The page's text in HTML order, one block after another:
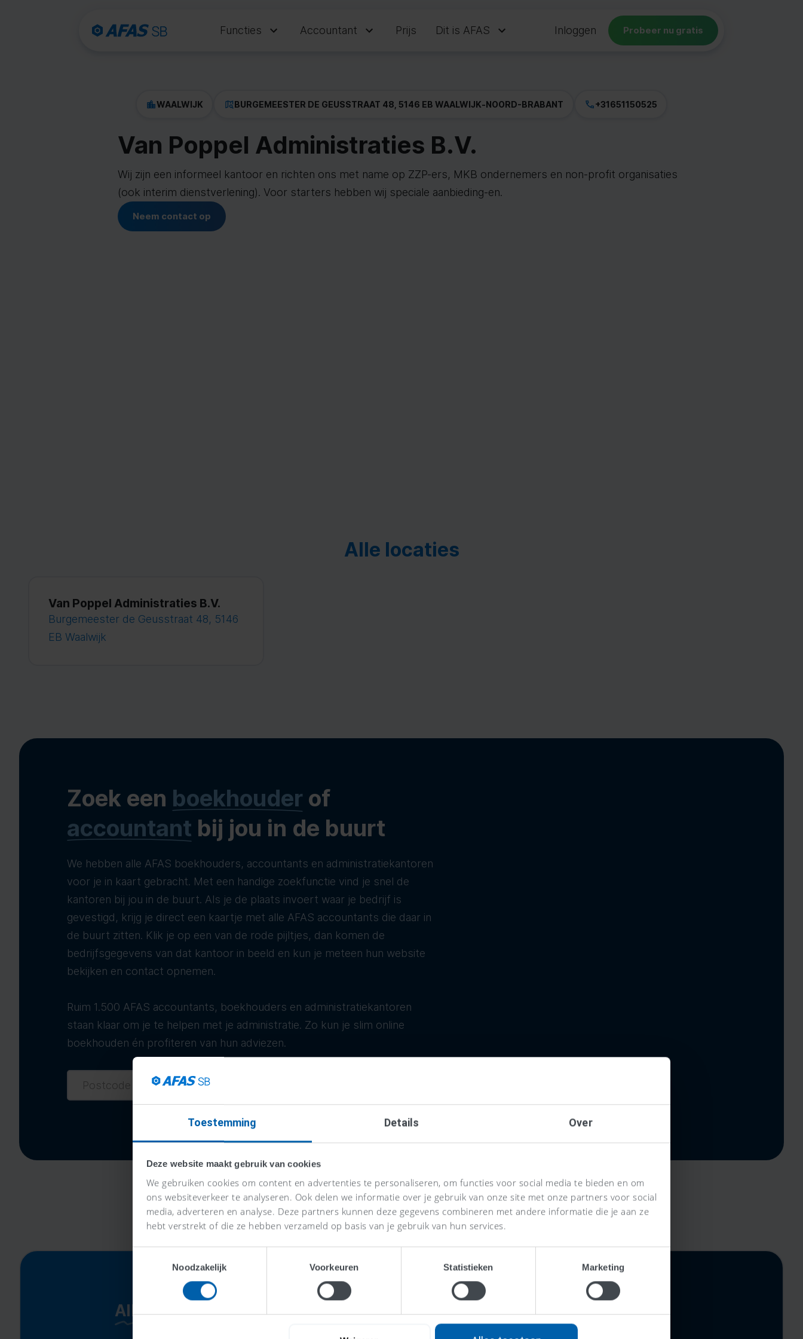
Toestemming Details Over
Deze website maakt gebruik van cookies
We gebruiken cookies om content en advertenties te personaliseren, om functies voor social media te bieden en om
ons websiteverkeer te analyseren. Ook delen we informatie over je gebruik van onze site met onze partners voor social
media, adverteren en analyse. Deze partners kunnen deze gegevens combineren met andere informatie die je aan ze
hebt verstrekt of die ze hebben verzameld op basis van je gebruik van hun services.
Toestemmingsselectie
Noodzakelijk
Voorkeuren Statistieken Marketing
Functies Accountant Prijs Dit is AFAS Inloggen Probeer nu gratis
WAALWIJK BURGEMEESTER DE GEUSSTRAAT 48, 5146 EB WAALWIJK-NOORD-BRABANT +31651150525
Van Poppel Administraties B.V.
Wij zijn een informeel kantoor en richten ons met name op ZZP-ers, MKB ondernemers en non-profit organisaties
(ook interim dienstverlening). Voor starters hebben wij speciale aanbieding-en.
Neem contact op
Alle locaties
Van Poppel Administraties B.V.
Burgemeester de Geusstraat 48, 5146
EB Waalwijk
Zoek een boekhouder of
accountant bij jou in de buurt
We hebben alle AFAS boekhouders, accountants en administratiekantoren
voor je in kaart gebracht. Met een handige zoekfunctie vind je snel de
kantoren bij jou in de buurt. Als je de plaats invoert waar je bedrijf is
gevestigd, krijg je direct een kaartje met alle AFAS accountants die daar in
de buurt zitten. Klik je op een van de rode pijltjes, dan komen de
bedrijfsgegevens van dat kantoor in beeld en kun je meteen hun website
bekijken en contact opnemen.
Ruim 1.500 AFAS accountants, boekhouders en administratiekantoren
staan klaar om je te helpen met je administratie. Zo kun je slim online
boekhouden én profiteren van hun adviezen.
Alles-in-één-prijs
Eén vaste prijs,